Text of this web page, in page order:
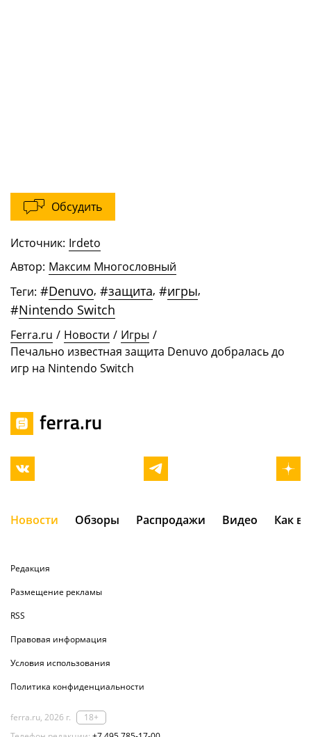
Обсудить
Источник: Irdeto
Автор: Максим Многословный
Теги: #Denuvo, #защита, #игры,
#Nintendo Switch
Ferra.ru / Новости / Игры /
Печально известная защита Denuvo добралась до
игр на Nintendo Switch
Новости Обзоры Распродажи Видео Как
Редакция
Размещение рекламы
RSS
Правовая информация
Условия использования
Политика конфиденциальности
ferra.ru, 2026 г.
18+